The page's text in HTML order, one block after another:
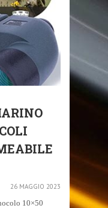
26 MAGGIO 2023
10×50